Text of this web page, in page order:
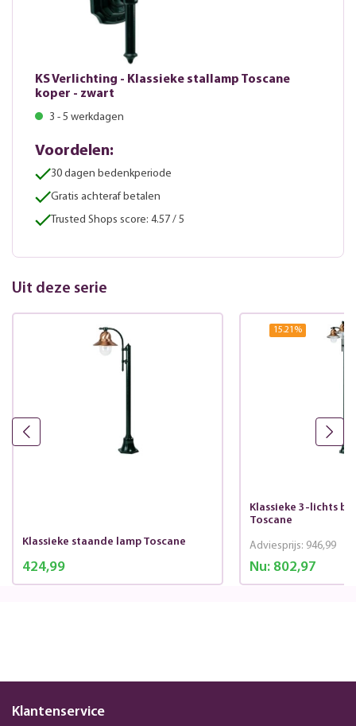
KS Verlichting - Klassieke stallamp Toscane
koper - zwart
3 - 5 werkdagen
Voordelen:
30 dagen bedenkperiode
Gratis achteraf betalen
Trusted Shops score: 4.57 / 5
Uit deze serie
Klassieke staande lamp Toscane
424,99
15.21 %
Klassieke 3-lichts
Toscane
Nu:802,97
Adviesprijs: 946,99
Klantenservice